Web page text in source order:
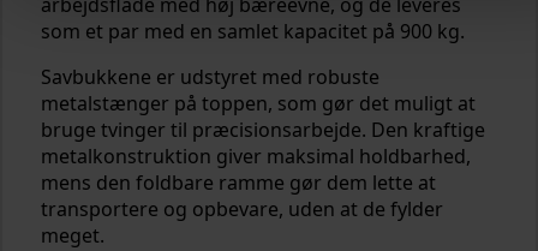
arbejdsflade med høj bæreevne, og de leveres
som et par med en samlet kapacitet på 900 kg.
Savbukkene er udstyret med robuste
metalstænger på toppen, som gør det muligt at
bruge tvinger til præcisionsarbejde. Den kraftige
metalkonstruktion giver maksimal holdbarhed,
mens den foldbare ramme gør dem lette at
transportere og opbevare, uden at de fylder
meget.